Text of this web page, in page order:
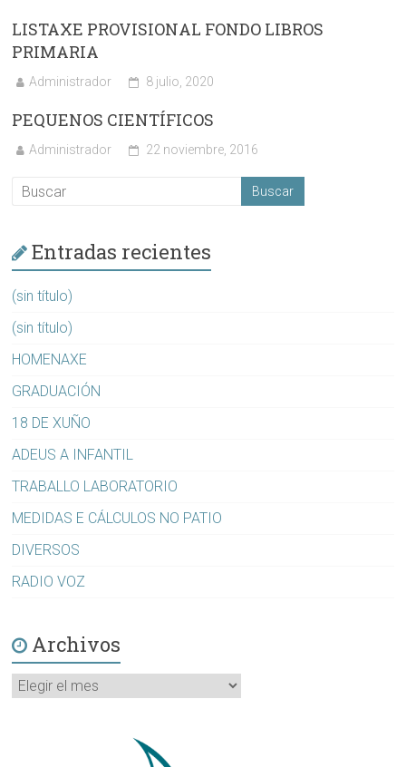
LISTAXE PROVISIONAL FONDO LIBROS
PRIMARIA
Administrador 8 julio, 2020
PEQUENOS CIENTÍFICOS
Administrador 22 noviembre, 2016
Entradas recientes
(sin título)
(sin título)
HOMENAXE
GRADUACIÓN
18 DE XUÑO
ADEUS A INFANTIL
TRABALLO LABORATORIO
MEDIDAS E CÁLCULOS NO PATIO
DIVERSOS
RADIO VOZ
Archivos
Archivos